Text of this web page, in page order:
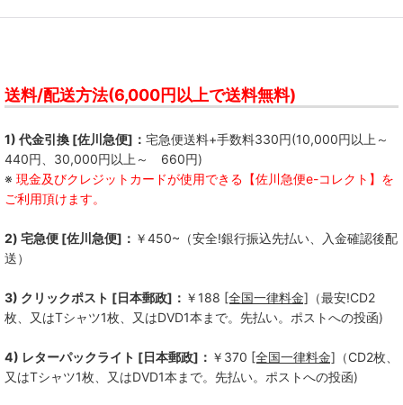
送料/配送方法(6,000円以上で送料無料)
1) 代金引換 [佐川急便]： 宅急便送料+手数料330円(10,000円以上～
440円、30,000円以上～ 660円)
※ 現金及びクレジットカードが使用できる【佐川急便e-コレクト】を
ご利用頂けます。
2) 宅急便 [佐川急便]： ￥450~（安全!銀行振込先払い、入金確認後配
送）
3) クリックポスト [日本郵政]： ￥188 [全国一律料金] （最安!CD2
枚、又はTシャツ1枚、又はDVD1本まで。先払い。ポストへの投函)
4) レターパックライト [日本郵政]： ￥370 [全国一律料金] （CD2枚、
又はTシャツ1枚、又はDVD1本まで。先払い。ポストへの投函)